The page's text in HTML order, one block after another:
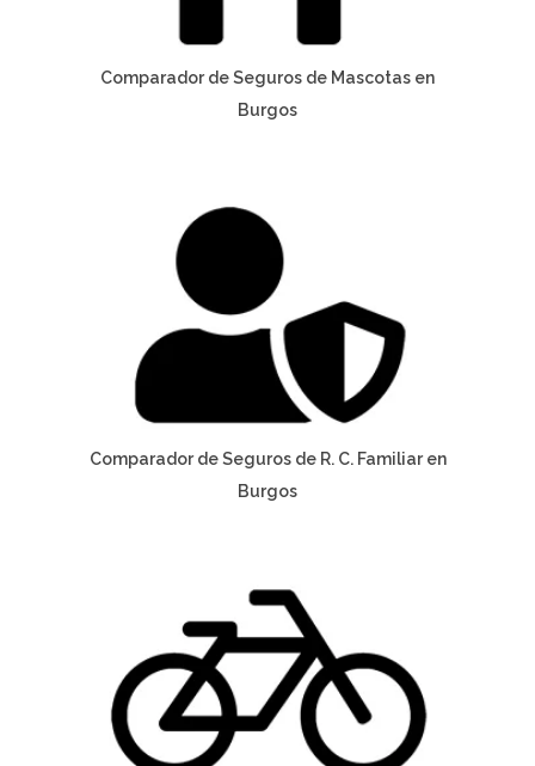
Comparador de Seguros de Mascotas en
Burgos
Comparador de Seguros de R. C. Familiar en
Burgos